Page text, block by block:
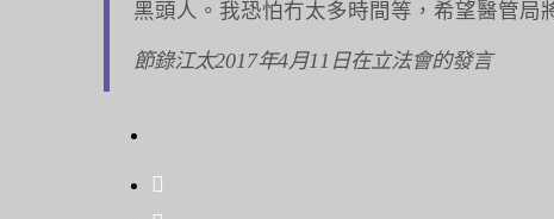
局
黑頭人。我恐怕冇太多時間等，希望醫管局
節錄江太2017年4月11日在立法會的發言